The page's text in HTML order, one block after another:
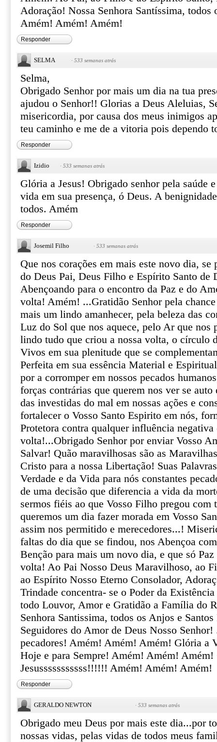
Adoração! Nossa Senhora Santíssima, todos
Amém! Amém! Amém!
Responder
SELMA · 533 semanas atrás
Selma,
Obrigado Senhor por mais um dia na tua
ajudou o Senhor!! Glorias a Deus Aleluias,
misericordia, por causa dos meus inimigos
teu caminho e me de a vitoria pois dependo
Responder
Izidio · 533 semanas atrás
Glória a Jesus! Obrigado senhor pela saúde
vida em sua presença, ó Deus. A
todos. Amém
Responder
Josemil Filho · 533 semanas atrás
Que nos corações em mais este novo dia, se
do Deus Pai, Deus Filho e Espírito Santo de
Abençoando para o encontro da Paz e do
volta! Amém! ...Gratidão Senhor pela
mais um lindo amanhecer, pela beleza das
Luz do Sol que nos aquece, pelo Ar que nos
lindo tudo que criou a nossa volta, o círculo
Vivos em sua plenitude que se
Perfeita em sua essência Material e
por a corromper em nossos pecados
forças contrárias que querem nos ver se
das investidas do mal em nossas ações e
fortalecer o Vosso Santo Espirito em nós,
Protetora contra qualquer influência negativa
volta!...Obrigado Senhor por enviar Vosso
Salvar! Quão maravilhosas são as
Cristo para a nossa Libertação! Suas
Verdade e da Vida para nós constantes
de uma decisão que diferencia a vida da
sermos fiéis ao que Vosso Filho pregou com
queremos um dia fazer morada em Vosso
assim nos permitido e merecedores...!
faltas do dia que se findou, nos Abençoa
Benção para mais um novo dia, e que só
volta! Ao Pai Nosso Deus Maravilhoso, ao
ao Espírito Nosso Eterno Consolador,
Trindade concentra- se o Poder da
todo Louvor, Amor e Gratidão a Família do
Senhora Santissima, todos os Anjos e
Seguidores do Amor de Deus Nosso
pecadores! Amém! Amém! Amém! Glória a
Hoje e para Sempre! Amém! Amém! Amém!
Jesusssssssssss!!!!!! Amém! Amém! Amém!
Responder
GERALDO NEWTON · 533 semanas atrás
Obrigado meu Deus por mais este dia...por
nossas vidas, pelas vidas de todos meus